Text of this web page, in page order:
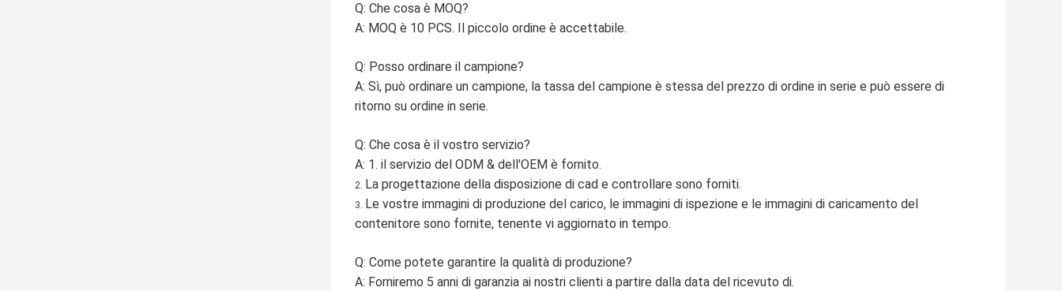
Q: Che cosa è MOQ?
A: MOQ è 10 PCS. Il piccolo ordine è accettabile.
Q: Posso ordinare il campione?
A: Sì, può ordinare un campione, la tassa del campione è stessa del prezzo di ordine in serie e può essere di
ritorno su ordine in serie.
Q: Che cosa è il vostro servizio?
A: 1. il servizio del ODM & dell'OEM è fornito.
2. La progettazione della disposizione di cad e controllare sono forniti.
3. Le vostre immagini di produzione del carico, le immagini di ispezione e le immagini di caricamento del
contenitore sono fornite, tenente vi aggiornato in tempo.
Q: Come potete garantire la qualità di produzione?
A: Forniremo 5 anni di garanzia ai nostri clienti a partire dalla data del ricevuto di.